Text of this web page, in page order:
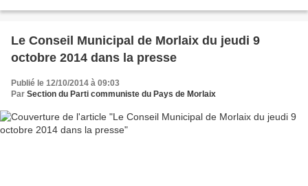
Le Conseil Municipal de Morlaix du jeudi 9
octobre 2014 dans la presse
Publié le 12/10/2014 à 09:03
Par Section du Parti communiste du Pays de Morlaix